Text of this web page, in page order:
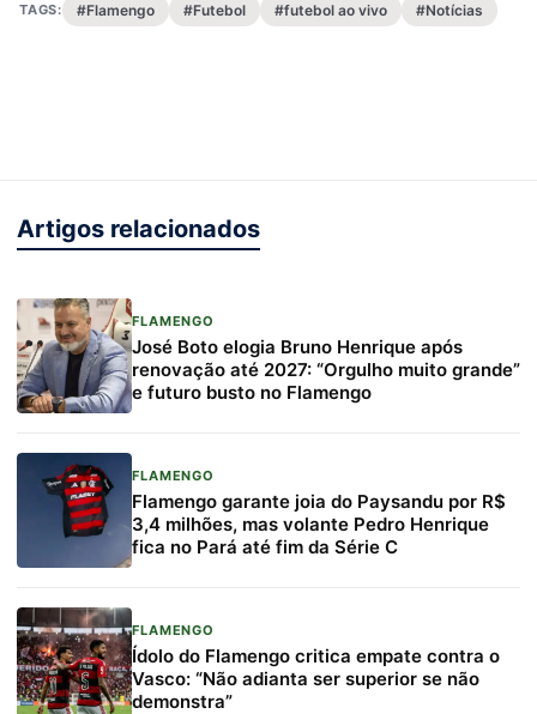
TAGS: #Flamengo #Futebol #futebol ao vivo #Notícias
Artigos relacionados
FLAMENGO
José Boto elogia Bruno Henrique após
renovação até 2027: “Orgulho muito grande”
e futuro busto no Flamengo
FLAMENGO
Flamengo garante joia do Paysandu por R$
3,4 milhões, mas volante Pedro Henrique
fica no Pará até fim da Série C
FLAMENGO
Ídolo do Flamengo critica empate contra o
Vasco: “Não adianta ser superior se não
demonstra”